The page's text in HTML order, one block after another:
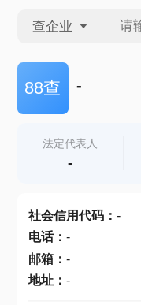
查企业
查企业
查产地
88查 -
法定代表人
-
社会信用代码： -
电话： -
邮箱： -
地址： -